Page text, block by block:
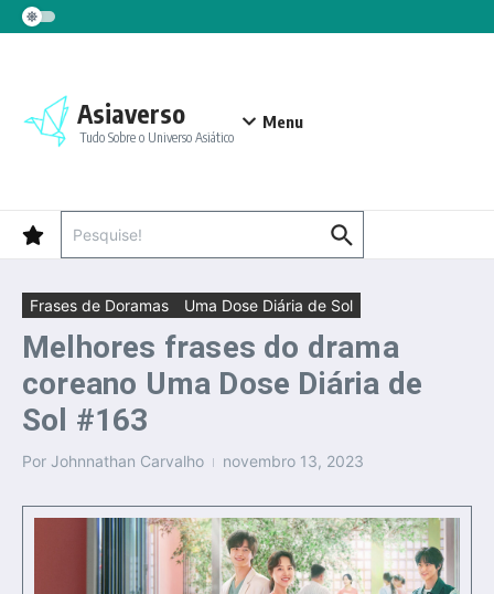
Ir para o conteúdo
Asiaverso
Tudo Sobre o Universo Asiático
Menu
Frases de Doramas Uma Dose Diária de Sol
Melhores frases do drama
coreano Uma Dose Diária de
Sol #163
Por Johnnathan Carvalho novembro 13, 2023